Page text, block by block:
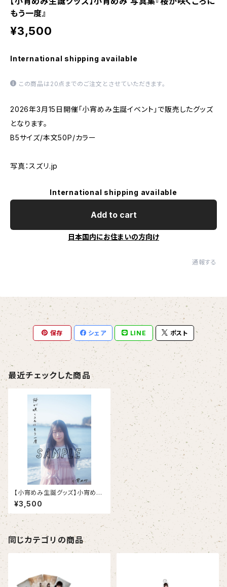
もう一度』
¥3,500
International shipping available
この商品は20点までのご注文とさせていただきます。
2026年3月15日開催「小宵めみ生誕イベント」で販売したグッズ
となります。
B5サイズ/本文50P/カラー
写真：スズリ.jp
International shipping available
Add to cart
日本国内にお住まいの方向け
通報する
保存 シェア LINE ポスト
最近チェックした商品
【小宵めみ生誕グッズ】小宵めみ
写真集『桜が咲くころにもう一
度』
¥3,500
同じカテゴリの商品